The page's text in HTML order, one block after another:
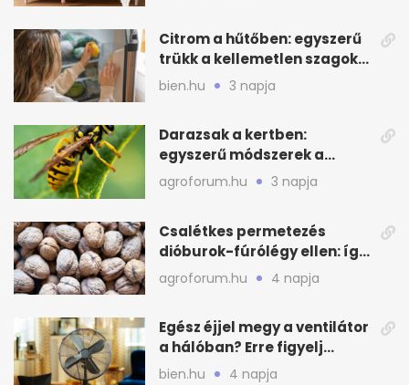
Citrom a hűtőben: egyszerű
trükk a kellemetlen szagok
ellen
bien.hu 3 napja
Darazsak a kertben:
egyszerű módszerek a
távoltartásukra nyáron
agroforum.hu 3 napja
Csalétkes permetezés
dióburok-fúrólégy ellen: így
csináld a kertben
agroforum.hu 4 napja
Egész éjjel megy a ventilátor
a hálóban? Erre figyelj
alvásnál nyáron
bien.hu 4 napja